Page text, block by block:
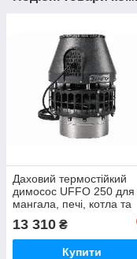
Даховий термостійкий
димосос UFFO 250 для
мангала, печі, котла та
барбекю (2250–2550
год, до 300 °C)
13 310 ₴
Купити